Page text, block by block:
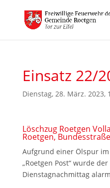
Einsatz 22/
Dienstag, 28. März. 2023,
Löschzug Roetgen
Roetgen, Bundesstraße
Aufgrund einer Ölspur
„Roetgen Post“ wurde
Dienstagnachmittag